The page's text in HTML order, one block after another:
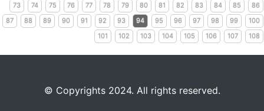
73
74 75 76 77 78 79 80 81 82 83 84 85
86
87
88 89 90 91 92 93 94 95 96 97 98 99
100
101
102 103 104 105 106 107 108
©️ Copyrights 2024. All rights reserved.